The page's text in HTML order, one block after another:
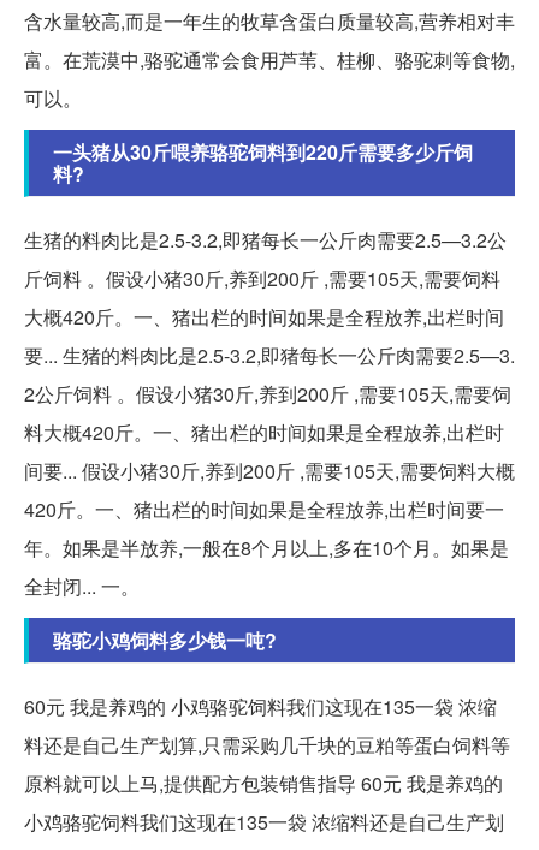
含水量较高,而是一年生的牧草含蛋白质量较高,营养相对丰
富。在荒漠中,骆驼通常会食用芦苇、桂柳、骆驼刺等食物,
可以。
一头猪从30斤喂养骆驼饲料到220斤需要多少斤饲
料?
生猪的料肉比是2.5-3.2,即猪每长一公斤肉需要2.5—3.2公
斤饲料 。假设小猪30斤,养到200斤 ,需要105天,需要饲料
大概420斤。一、猪出栏的时间如果是全程放养,出栏时间
要... 生猪的料肉比是2.5-3.2,即猪每长一公斤肉需要2.5—3.
2公斤饲料 。假设小猪30斤,养到200斤 ,需要105天,需要饲
料大概420斤。一、猪出栏的时间如果是全程放养,出栏时
间要... 假设小猪30斤,养到200斤 ,需要105天,需要饲料大概
420斤。一、猪出栏的时间如果是全程放养,出栏时间要一
年。如果是半放养,一般在8个月以上,多在10个月。如果是
全封闭... 一。
骆驼小鸡饲料多少钱一吨?
60元 我是养鸡的 小鸡骆驼饲料我们这现在135一袋 浓缩
料还是自己生产划算,只需采购几千块的豆粕等蛋白饲料等
原料就可以上马,提供配方包装销售指导 60元 我是养鸡的
小鸡骆驼饲料我们这现在135一袋 浓缩料还是自己生产划